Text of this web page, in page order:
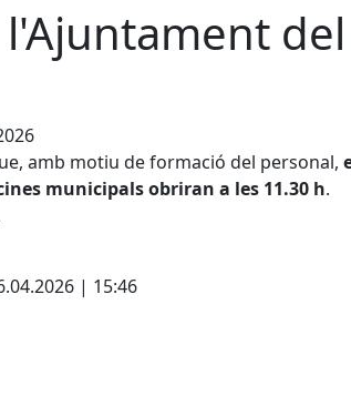
del
amb motiu de formació del personal,
municipals obriran a les 11.30 h.
| 15:46